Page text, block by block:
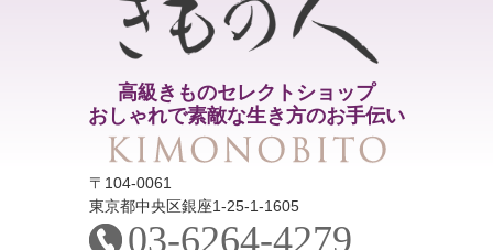
高級きものセレクトショップ
おしゃれで素敵な生き方のお手伝い
〒104-0061
東京都中央区銀座1-25-1-1605
03-6264-4279